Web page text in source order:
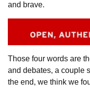
and brave.
Those four words are
and debates, a couple
the end, we think we